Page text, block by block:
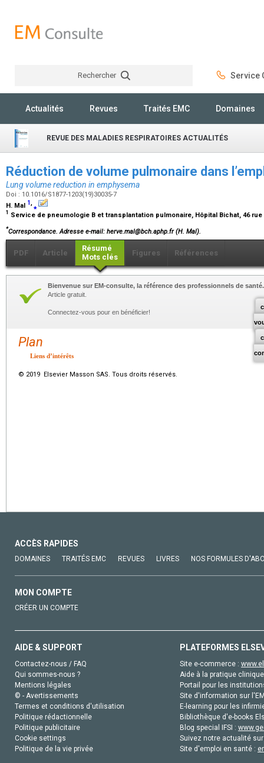
Rechercher Service
Actualités Revues Traités EMC Domaines
REVUE DES MALADIES RESPIRATOIRES ACTUALITÉS
Réduction de volume pulmonaire dans
Lung volume reduction in emphysema
Doi : 10.1016/S1877-1203(19)30035-7
H. Mal 1,⁎
1 Service de pneumologie B et transplantation pulmonaire, Hôpital Bichat, 46
*Correspondance.Adresse e-mail: herve.mal@bch.aphp.fr (H. Mal).
PDF Article
Résumé
Mots clés
Figures Références
Bienvenue sur EM-consulte, la référence des professionnels de santé.
Article gratuit.
Connectez-vous pour en bénéficier!
Plan
Liens d’intérêts
© 2019 Elsevier Masson SAS. Tous droits réservés.
ACCÈS RAPIDES
DOMAINES TRAITÉS EMC REVUES LIVRES NOS FORMULES
MON COMPTE
CRÉER UN COMPTE
AIDE & SUPPORT
Contactez-nous / FAQ
Qui sommes-nous ?
Mentions légales
© - Avertissements
Termes et conditions d'utilisation
Politique rédactionnelle
Politique publicitaire
Cookie settings
Politique de la vie privée
PLATEFORMES
Site e-commerce :
Aide à la pratique
Portail pour les
Site d'information sur
E-learning pour les
Bibliothèque d'e-books
Blog special IFSI :
Suivez notre actualité
Site d'emploi en santé :